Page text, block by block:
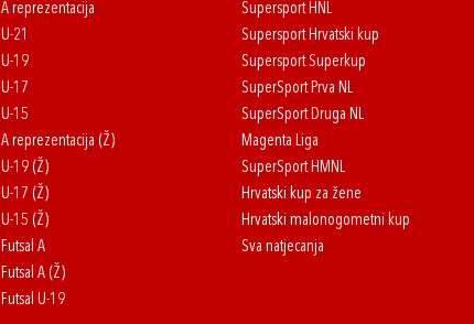
A reprezentacija
U-21
U-19
U-17
U-15
A reprezentacija (Ž)
U-19 (Ž)
U-17 (Ž)
U-15 (Ž)
Futsal A
Futsal A (Ž)
Futsal U-19
Supersport HNL
Supersport Hrvatski kup
Supersport Superkup
SuperSport Prva NL
SuperSport Druga NL
Magenta Liga
SuperSport HMNL
Hrvatski kup za žene
Hrvatski malonogometni kup
Sva natjecanja